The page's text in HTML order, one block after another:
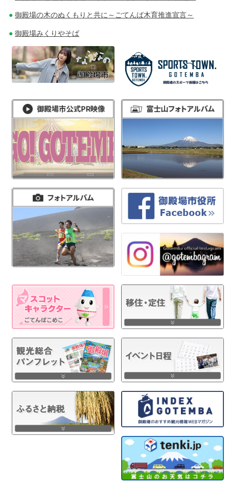
御殿場の木のぬくもりと共に～ごてんば木育推進宣言～
御殿場みくりやそば